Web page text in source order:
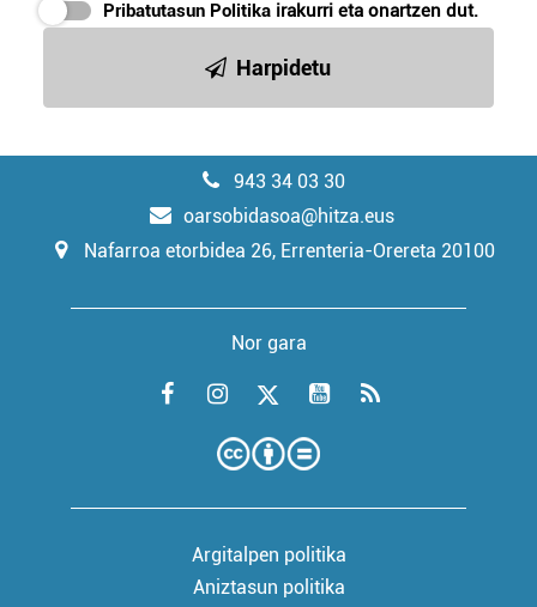
Pribatutasun Politika irakurri eta onartzen dut.
Harpidetu
943 34 03 30
oarsobidasoa@hitza.eus
Nafarroa etorbidea 26, Errenteria-Orereta 20100
Nor gara
Argitalpen politika
Aniztasun politika